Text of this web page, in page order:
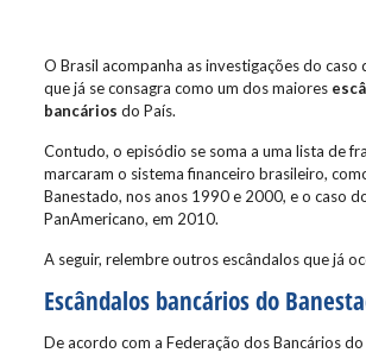
O Brasil acompanha as investigações do caso
que já se consagra como um dos maiores
bancários do País.
Contudo, o episódio se soma a uma lista de
marcaram o sistema financeiro brasileiro,
Banestado, nos anos 1990 e 2000, e o caso
PanAmericano, em 2010.
A seguir, relembre outros escândalos que já
Escândalos bancários do
De acordo com a Federação dos Bancários